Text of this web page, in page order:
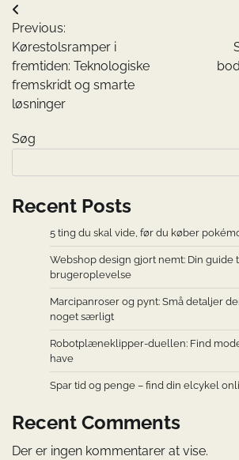
Indlægsnavigation
Previous:
Kørestolsramper i
fremtiden: Teknologiske
fremskridt og smarte
løsninger
Søg
Recent Posts
5 ting du skal vide, før du køber
Webshop design gjort nemt: Din guide
brugeroplevelse
Marcipanroser og pynt: Små detaljer
noget særligt
Robotplæneklipper-duellen: Find
have
Spar tid og penge – find din elcykel
Recent Comments
Der er ingen kommentarer at vise.